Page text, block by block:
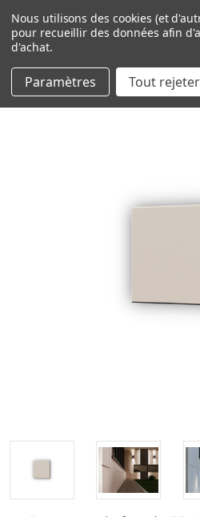
Nous utilisons des cookies (et
pour recueillir des données afin
d'achat.
Paramètres Tout rejeter